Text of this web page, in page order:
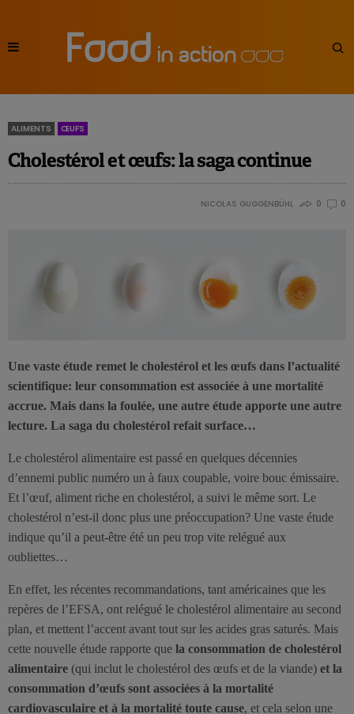
ALIMENTS ŒUFS
Cholestérol et œufs: la saga continue
NICOLAS GUGGENBÜHL 0 0
Une vaste étude remet le cholestérol et les œufs dans l’actualité
scientifique: leur consommation est associée à une mortalité
accrue. Mais dans la foulée, une autre étude apporte une autre
lecture. La saga du cholestérol refait surface…
Le cholestérol alimentaire est passé en quelques décennies
d’ennemi public numéro un à faux coupable, voire bouc émissaire.
Et l’œuf, aliment riche en cholestérol, a suivi le même sort. Le
cholestérol n’est-il donc plus une préoccupation? Une vaste étude
indique qu’il a peut-être été un peu trop vite relégué aux
oubliettes…
En effet, les récentes recommandations, tant américaines que les
repères de l’EFSA, ont relégué le cholestérol alimentaire au second
plan, et mettent l’accent avant tout sur les acides gras saturés. Mais
cette nouvelle étude rapporte que la consommation de cholestérol
alimentaire (qui inclut le cholestérol des œufs et de la viande) et la
consommation d’œufs sont associées à la mortalité
cardiovasculaire et à la mortalité toute cause, et cela selon une